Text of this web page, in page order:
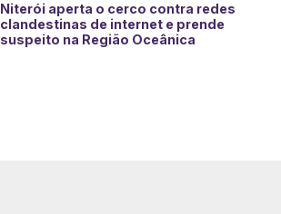
Niterói aperta o cerco contra redes
clandestinas de internet e prende
suspeito na Região Oceânica